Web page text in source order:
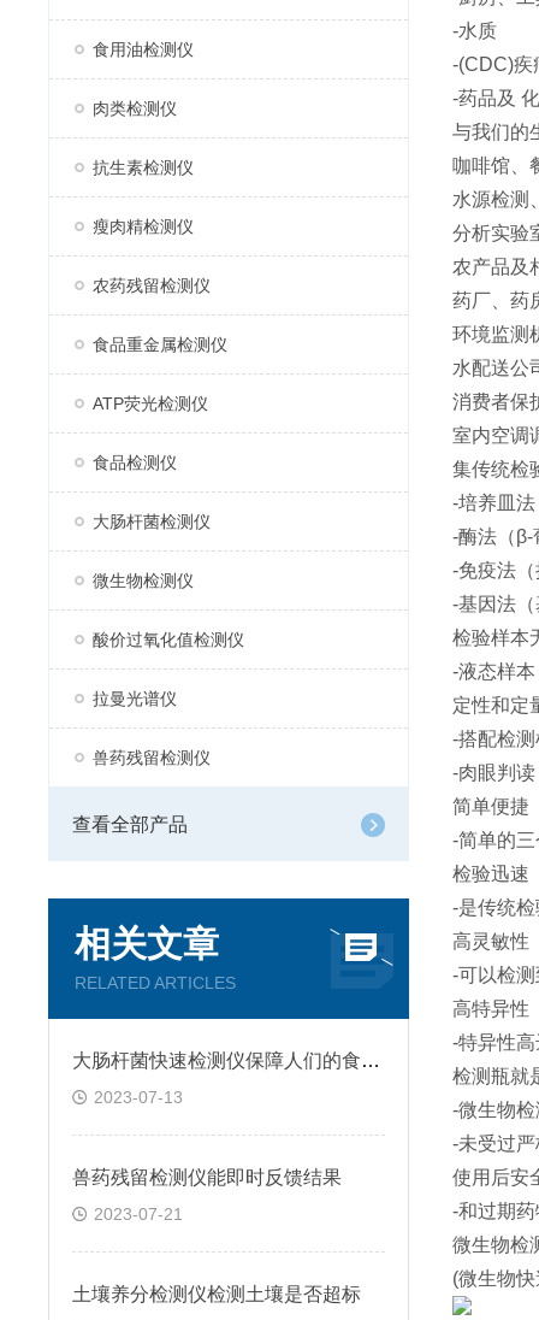
食用油检测仪
肉类检测仪
抗生素检测仪
瘦肉精检测仪
农药残留检测仪
食品重金属检测仪
ATP荧光检测仪
食品检测仪
大肠杆菌检测仪
微生物检测仪
酸价过氧化值检测仪
拉曼光谱仪
兽药残留检测仪
查看全部产品
相关文章
RELATED ARTICLES
大肠杆菌快速检测仪保障人们的食品安全
2023-07-13
兽药残留检测仪能即时反馈结果
2023-07-21
土壤养分检测仪检测土壤是否超标
-水质
-(CDC)疾
-药品及
与我们的
咖啡馆、
水源检测
分析实验
农产品及
药厂、药
环境监测
水配送公
消费者保
室内空调
集传统检
-培养皿法
-酶法（β-
-免疫法
-基因法
检验样本
-液态样
定性和定
-搭配检
-肉眼判
简单便捷
-简单的
检验迅速
-是传统
高灵敏性
-可以检
高特异性
-特异性
检测瓶就
-微生物
-未受过
使用后安
-和过期
微生物检
(微生物